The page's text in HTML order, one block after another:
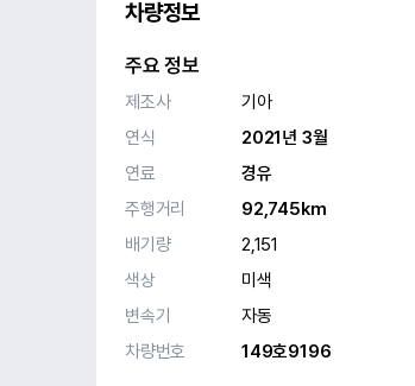
차량정보
주요 정보
제조사
기아
연식
2021년 3월
연료
경유
주행거리
92,745km
배기량
2,151
색상
미색
변속기
자동
차량번호
149호9196